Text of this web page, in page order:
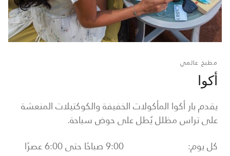
مطبخ عالمي
أكوا
يقدم بار أكوا المأكولات الخفيفة والكوكتيلات المنعشة
على تراس مظلل يُطل على حوض سباحة.
كل يوم:
9:00 صباحًا حتى 6:00 عصرًا